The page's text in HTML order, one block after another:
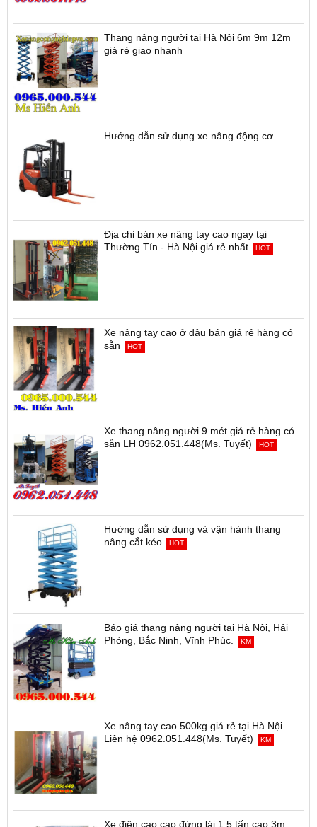
Thang nâng người tại Hà Nội 6m 9m 12m
giá rẻ giao nhanh
Hướng dẫn sử dụng xe nâng động cơ
Địa chỉ bán xe nâng tay cao ngay tại
Thường Tín - Hà Nội giá rẻ nhất
HOT
Xe nâng tay cao ở đâu bán giá rẻ hàng có
sẵn
HOT
Xe thang nâng người 9 mét giá rẻ hàng có
sẵn LH 0962.051.448(Ms. Tuyết)
HOT
Hướng dẫn sử dụng và vận hành thang
nâng cắt kéo
HOT
Báo giá thang nâng người tại Hà Nội, Hải
Phòng, Bắc Ninh, Vĩnh Phúc.
KM
Xe nâng tay cao 500kg giá rẻ tại Hà Nội.
Liên hệ 0962.051.448(Ms. Tuyết)
KM
Xe điện cao cao đứng lái 1.5 tấn cao 3m